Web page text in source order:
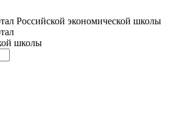
Российской экономической школы
школы